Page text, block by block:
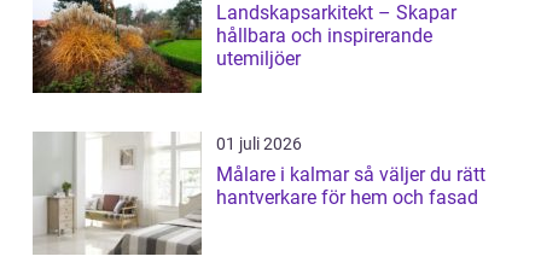
Landskapsarkitekt – Skapar
hållbara och inspirerande
utemiljöer
01 juli 2026
Målare i kalmar så väljer du rätt
hantverkare för hem och fasad